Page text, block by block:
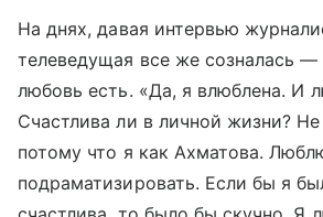
На днях, давая интервью
телеведущая все же созналась
любовь есть. «Да, я влюблена. И
Счастлива ли в личной жизни? Не
потому что я как Ахматова.
подраматизировать. Если бы я